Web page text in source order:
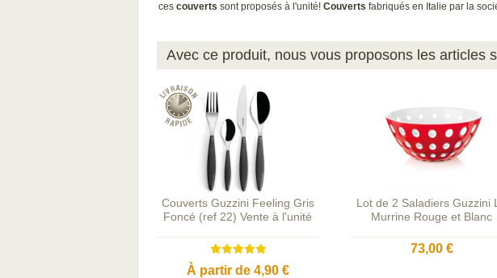
ces couverts sont proposés à l'unité! Couverts fabriqués en Italie par la
Avec ce produit, nous vous proposons les articles
Couverts Guzzini Feeling Gris
Foncé (ref 22) Vente à l'unité
À partir de 4,90 €
Lot de 2 Saladiers Guzzini
Murrine Rouge et Blanc
73,00 €